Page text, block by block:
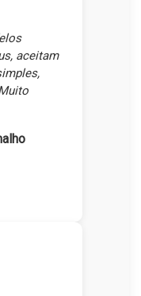
aceitam